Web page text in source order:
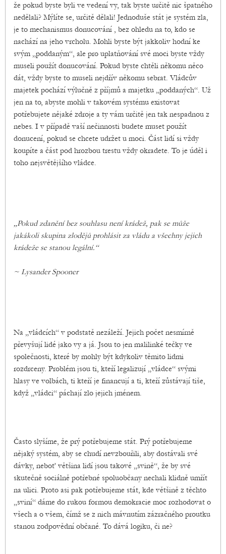
že pokud byste byli ve vedení vy, tak byste určitě nic špatného
nedělali? Mýlíte se, určitě dělali! Jednoduše stát je systém zla,
je to mechanismus donucování , bez ohledu na to, kdo se
nachází na jeho vrcholu. Mohli byste být jakkoliv hodní ke
svým „poddaným“, ale pro uplatňování své moci byste vždy
museli použít donucování. Pokud byste chtěli někomu něco
dát, vždy byste to museli nejdřív někomu sebrat. Vládcův
majetek pochází výlučně z příjmů a majetku „poddaných“. Už
jen na to, abyste mohli v takovém systému existovat
potřebujete nějaké zdroje a ty vám určitě jen tak nespadnou z
nebes. I v případě vaší nečinnosti budete muset použít
donucení, pokud se chcete udržet u moci. Část lidí si vždy
koupíte a část pod hrozbou trestu vždy okradete. To je úděl i
toho nejsvětějšího vládce.
„Pokud zdanění bez souhlasu není krádež, pak se může
jakákoli skupina zlodějů prohlásit za vládu a všechny jejich
krádeže se stanou legální.“
~ Lysander Spooner
Na „vládcích“ v podstatě nezáleží. Jejich počet nesmírně
převyšují lidé jako vy a já. Jsou to jen malilinké tečky ve
společnosti, které by mohly být kdykoliv těmito lidmi
rozdrceny. Problém jsou ti, kteří legalizují „vládce“ svými
hlasy ve volbách, ti kteří je financují a ti, kteří zůstávají tiše,
když „vládci“ páchají zlo jejich jménem.
Často slyšíme, že prý potřebujeme stát. Prý potřebujeme
nějaký systém, aby se chudí nevzbouřili, aby dostávali své
dávky, neboť většina lidí jsou takové „svině“, že by své
skutečně sociálně potřebné spoluobčany nechali klidně umřít
na ulici. Proto asi pak potřebujeme stát, kde většině z těchto
„sviní“ dáme do rukou formou demokracie moc rozhodovat o
všech a o všem, čímž se z nich mávnutím zázračného proutku
stanou zodpovědní občané. To dává logiku, či ne?